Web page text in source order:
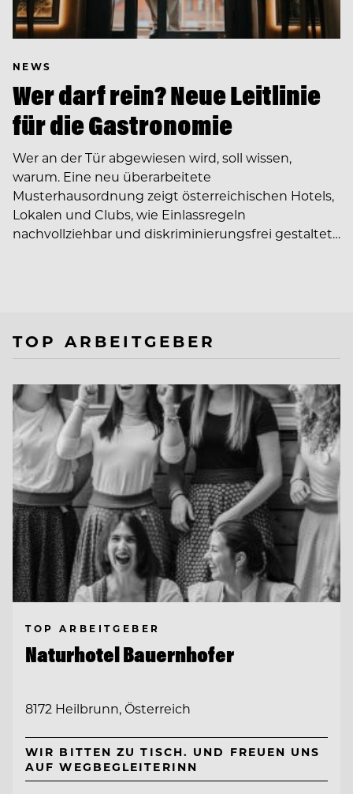
NEWS
Wer darf rein? Neue Leitlinie
für die Gastronomie
Wer an der Tür abgewiesen wird, soll wissen,
warum. Eine neu überarbeitete
Musterhausordnung zeigt österreichischen Hotels,
Lokalen und Clubs, wie Einlassregeln
nachvollziehbar und diskriminierungsfrei gestaltet…
TOP ARBEITGEBER
TOP ARBEITGEBER
Naturhotel Bauernhofer
8172 Heilbrunn, Österreich
WIR BITTEN ZU TISCH. UND FREUEN UNS
AUF WEGBEGLEITERINN